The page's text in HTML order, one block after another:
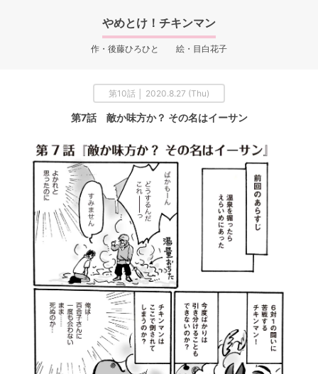
やめとけ！チキンマン
作・後藤ひろひと 絵・目白花子
第10話 │ 2020.8.27 (Thu)
第7話 敵か味方か？ その名はイーサン